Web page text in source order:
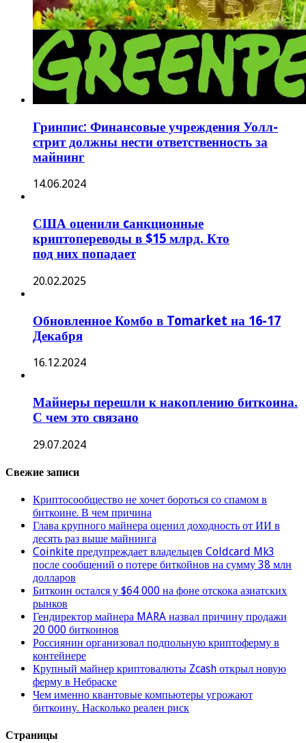
Гринпис: Финансовые учреждения Уолл-
стрит должны нести ответственность за
майнинг
14.06.2024
США оценили cанкционные
криптопереводы в $15 млрд. Кто
под них попадает
20.02.2025
Обновленное Комбо в Tomarket на 16-17
Декабря
16.12.2024
Майнеры перешли к накоплению биткоина.
С чем это связано
29.07.2024
Свежие записи
Криптосообщество не хочет бороться со спамом в
биткоине. В чем причина
Глава крупного майнера оценил доходность от ИИ в
десять раз выше майнинга
Coinkite предупреждает владельцев Coldcard Mk3
после сообщений о потере биткойнов на сумму 38 млн
долларов
Биткоин остался у $64 000 на фоне отскока азиатских
рынков
Гендиректор майнера MARA назвал причину продажи
20 000 биткоинов
Россиянин организовал подпольную криптоферму в
контейнере
Крупный майнер криптовалюты Zcash открыл новую
ферму в Небраске
Чем именно квантовые компьютеры угрожают
биткоину. Насколько реален риск
Страницы